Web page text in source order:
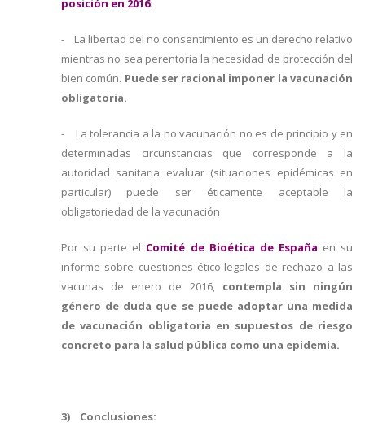
posición en 2016:
- La libertad del no consentimiento es un derecho relativo
mientras no sea perentoria la necesidad de protección del
bien común. Puede ser racional imponer la vacunación
obligatoria.
- La tolerancia a la no vacunación no es de principio y en
determinadas circunstancias que corresponde a la
autoridad sanitaria evaluar (situaciones epidémicas en
particular) puede ser éticamente aceptable la
obligatoriedad de la vacunación
Por su parte el Comité de Bioética de España en su
informe sobre cuestiones ético-legales de rechazo a las
vacunas de enero de 2016, contempla sin ningún
género de duda que se puede adoptar una medida
de vacunación obligatoria en supuestos de riesgo
concreto para la salud pública como una epidemia.
3) Conclusiones: